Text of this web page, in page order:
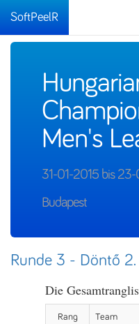
SoftPeelR
Men's
31-01-2015 bis
Budapest
Runde 3 - Döntő 2.
Die
Rang Team